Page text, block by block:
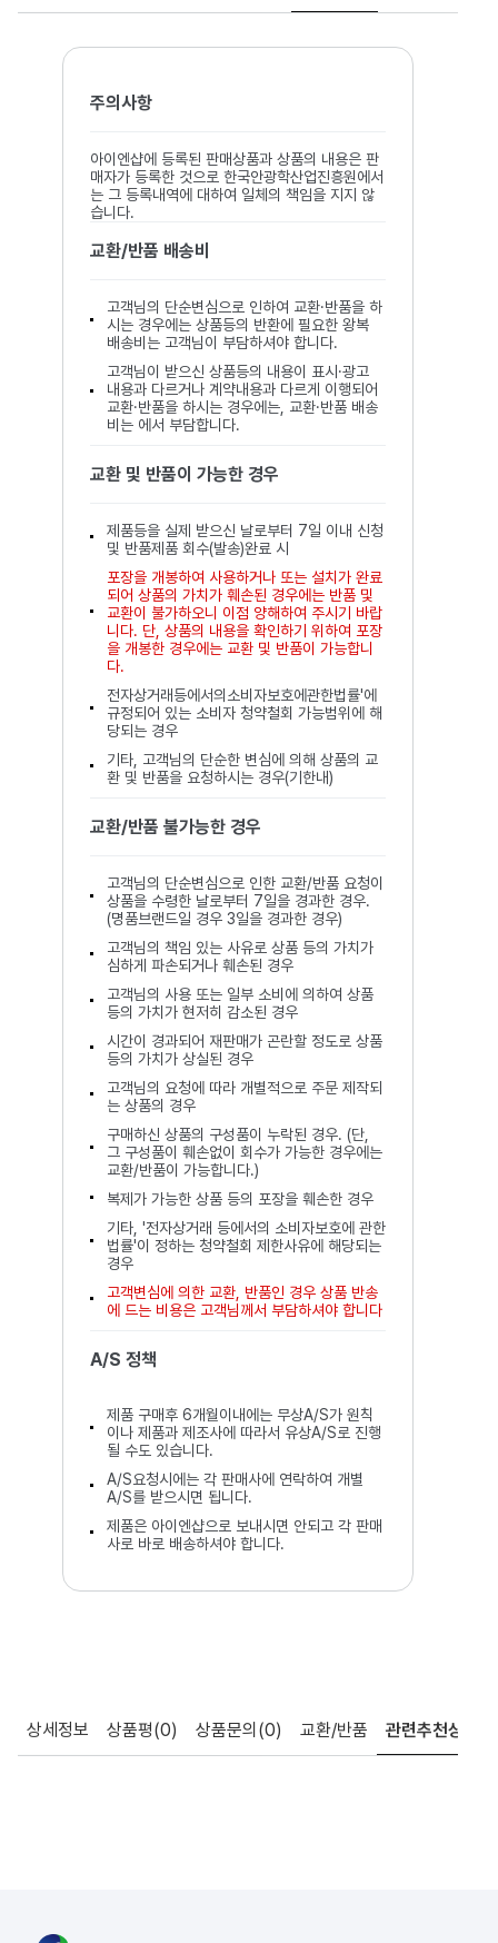
주의사항
아이엔샵에 등록된 판매상품과 상품의 내용은 판
매자가 등록한 것으로 한국안광학산업진흥원에서
는 그 등록내역에 대하여 일체의 책임을 지지 않
습니다.
교환/반품 배송비
고객님의 단순변심으로 인하여 교환·반품을 하
시는 경우에는 상품등의 반환에 필요한 왕복
배송비는 고객님이 부담하셔야 합니다.
고객님이 받으신 상품등의 내용이 표시·광고
내용과 다르거나 계약내용과 다르게 이행되어
교환·반품을 하시는 경우에는, 교환·반품 배송
비는 에서 부담합니다.
교환 및 반품이 가능한 경우
제품등을 실제 받으신 날로부터 7일 이내 신청
및 반품제품 회수(발송)완료 시
포장을 개봉하여 사용하거나 또는 설치가 완료
되어 상품의 가치가 훼손된 경우에는 반품 및
교환이 불가하오니 이점 양해하여 주시기 바랍
니다. 단, 상품의 내용을 확인하기 위하여 포장
을 개봉한 경우에는 교환 및 반품이 가능합니
다.
전자상거래등에서의소비자보호에관한법률'에
규정되어 있는 소비자 청약철회 가능범위에 해
당되는 경우
기타, 고객님의 단순한 변심에 의해 상품의 교
환 및 반품을 요청하시는 경우(기한내)
교환/반품 불가능한 경우
고객님의 단순변심으로 인한 교환/반품 요청이
상품을 수령한 날로부터 7일을 경과한 경우.
(명품브랜드일 경우 3일을 경과한 경우)
고객님의 책임 있는 사유로 상품 등의 가치가
심하게 파손되거나 훼손된 경우
고객님의 사용 또는 일부 소비에 의하여 상품
등의 가치가 현저히 감소된 경우
시간이 경과되어 재판매가 곤란할 정도로 상품
등의 가치가 상실된 경우
고객님의 요청에 따라 개별적으로 주문 제작되
는 상품의 경우
구매하신 상품의 구성품이 누락된 경우. (단,
그 구성품이 훼손없이 회수가 가능한 경우에는
교환/반품이 가능합니다.)
복제가 가능한 상품 등의 포장을 훼손한 경우
기타, '전자상거래 등에서의 소비자보호에 관한
법률'이 정하는 청약철회 제한사유에 해당되는
경우
고객변심에 의한 교환, 반품인 경우 상품 반송
에 드는 비용은 고객님께서 부담하셔야 합니다
A/S 정책
제품 구매후 6개월이내에는 무상A/S가 원칙
이나 제품과 제조사에 따라서 유상A/S로 진행
될 수도 있습니다.
A/S요청시에는 각 판매사에 연락하여 개별
A/S를 받으시면 됩니다.
제품은 아이엔샵으로 보내시면 안되고 각 판매
사로 바로 배송하셔야 합니다.
상세정보 상품평(0) 상품문의 (0) 교환/반품 관련추천상품